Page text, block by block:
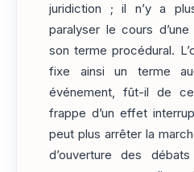
juridiction ; il n’y a
paralyser le cours
son terme procédural.
fixe ainsi un terme
événement, fût-il de
frappe d’un effet
peut plus arrêter la
d’ouverture des